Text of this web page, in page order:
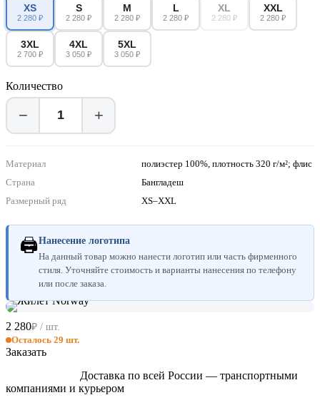
XS
2 280 ₽
S
2 280 ₽
M
2 280 ₽
L
2 280 ₽
XL
2 280 ₽
XXL
2 280 ₽
3XL
2 700 ₽
4XL
3 050 ₽
5XL
3 050 ₽
Количество
− +
Материал
полиэстер 100%, плотность 320 г/м²; флис
Страна
Бангладеш
Размерный ряд
XS–XXL
🖨Нанесение логотипа
На данный товар можно нанести логотип или часть фирменного
стиля. Уточняйте стоимость и варианты нанесения по телефону
или после заказа.
2 280₽ / шт.
Осталось 29 шт.
Заказать
Доставка по всей России — транспортными
компаниями и курьером